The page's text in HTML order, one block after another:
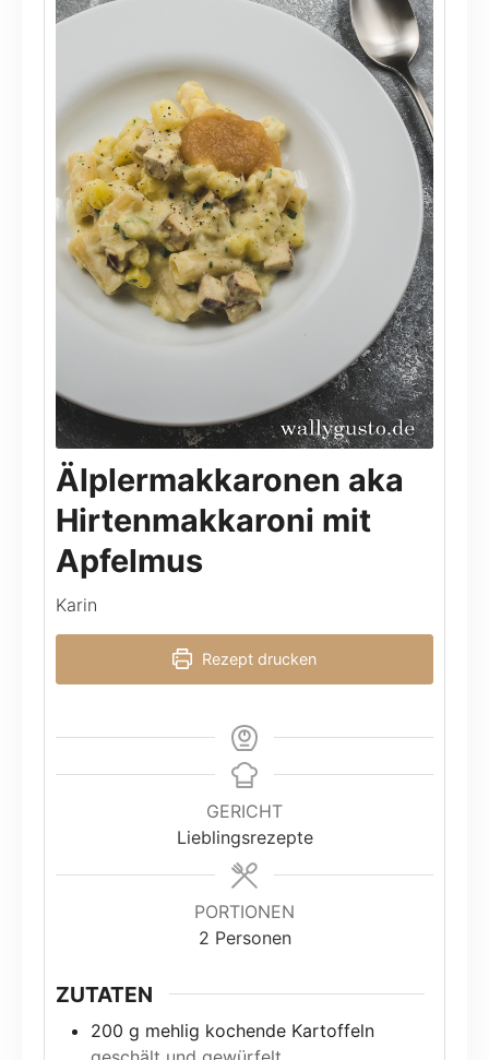
Älplermakkaronen aka
Hirtenmakkaroni mit
Apfelmus
Karin
Rezept drucken
GERICHT
Lieblingsrezepte
PORTIONEN
2 Personen
ZUTATEN
200 g mehlig kochende Kartoffeln